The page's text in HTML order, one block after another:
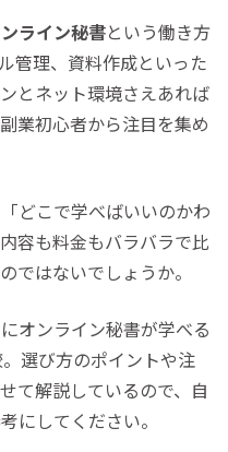
ライン秘書という働き方
管理、資料作成といった
とネット環境さえあれば
業初心者から注目を集め
どこで学べばいいのかわ
容も料金もバラバラで比
ではないでしょうか。
オンライン秘書が学べる
選び方のポイントや注
て解説しているので、自
にしてください。